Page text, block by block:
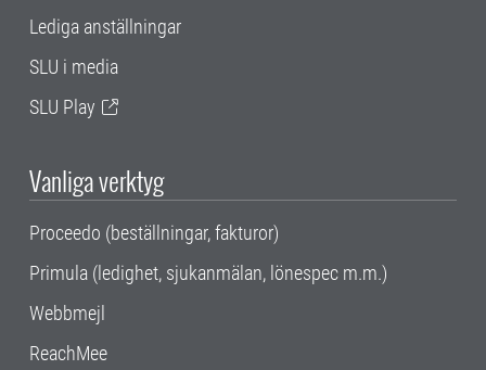
Lediga anställningar
SLU i media
SLU Play
Vanliga verktyg
Proceedo (beställningar, fakturor)
Primula (ledighet, sjukanmälan, lönespec m.m.)
Webbmejl
ReachMee